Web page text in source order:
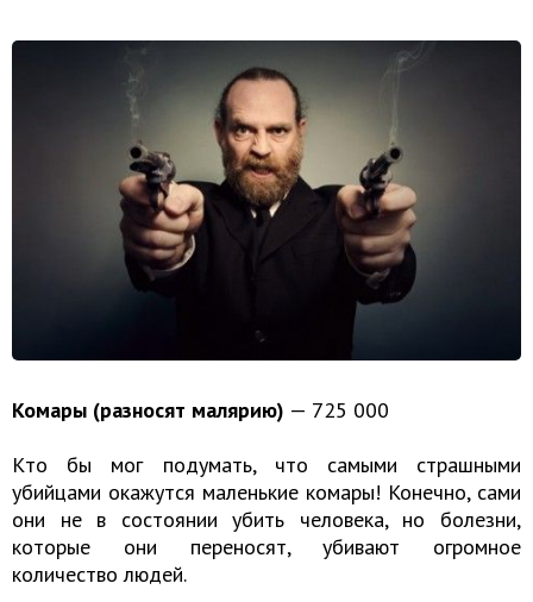
Комары (разносят малярию) — 725 000
Кто бы мог подумать, что самыми страшными
убийцами окажутся маленькие комары! Конечно, сами
они не в состоянии убить человека, но болезни,
которые они переносят, убивают огромное
количество людей.